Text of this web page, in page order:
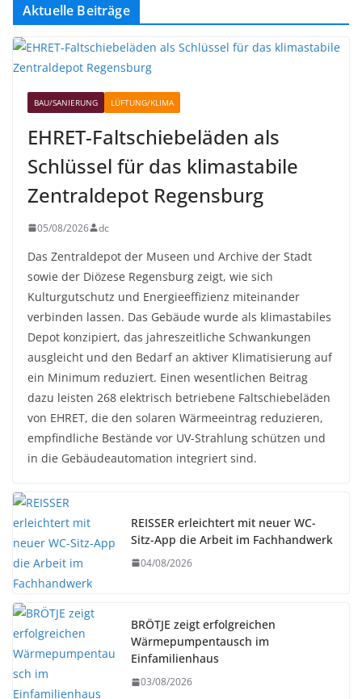
Aktuelle Beiträge
BAU/SANIERUNG LÜFTUNG/KLIMA
EHRET-Faltschiebeläden als
Schlüssel für das klimastabile
Zentraldepot Regensburg
05/08/2026 dc
Das Zentraldepot der Museen und Archive der Stadt
sowie der Diözese Regensburg zeigt, wie sich
Kulturgutschutz und Energieeffizienz miteinander
verbinden lassen. Das Gebäude wurde als klimastabiles
Depot konzipiert, das jahreszeitliche Schwankungen
ausgleicht und den Bedarf an aktiver Klimatisierung auf
ein Minimum reduziert. Einen wesentlichen Beitrag
dazu leisten 268 elektrisch betriebene Faltschiebeläden
von EHRET, die den solaren Wärmeeintrag reduzieren,
empfindliche Bestände vor UV-Strahlung schützen und
in die Gebäudeautomation integriert sind.
REISSER erleichtert mit neuer WC-
Sitz-App die Arbeit im Fachhandwerk
04/08/2026
BRÖTJE zeigt erfolgreichen
Wärmepumpentausch im
Einfamilienhaus
03/08/2026